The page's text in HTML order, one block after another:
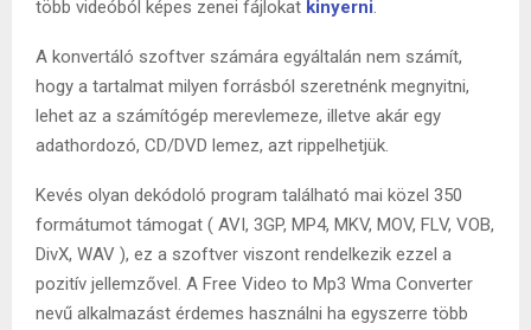
több videóból képes zenei fájlokat kinyerni
A konvertáló szoftver számára egyáltalán nem számít,
hogy a tartalmat milyen forrásból szeretnénk megnyitni,
lehet az a számítógép merevlemeze, illetve akár egy
adathordozó, CD/DVD lemez, azt rippelhetjük.
Kevés olyan dekódoló program található mai közel 350
formátumot támogat ( AVI, 3GP, MP4, MKV, MOV, FLV, VOB,
DivX, WAV ), ez a szoftver viszont rendelkezik ezzel a
pozitív jellemzővel. A Free Video to Mp3 Wma Converter
nevű alkalmazást érdemes használni ha egyszerre több